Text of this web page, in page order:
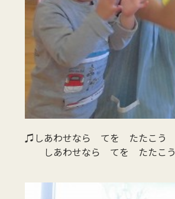
♫しあわせなら てを たたこう
しあわせなら てを たたこう